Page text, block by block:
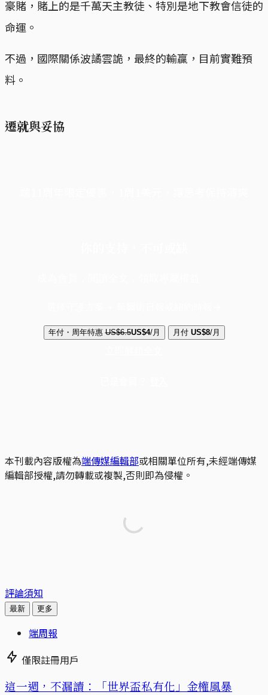
豪賭，賭上的是千萬天主教徒、特別是地下教會信徒的
命運。
不過，國際關係波譎雲詭，最終的輸贏，目前實難預
料。
遷就與妥協
年付・周年特惠 US$6.5US$4/月 月付 US$8/月
本刊載內容版權為端傳媒編輯部或相關單位所有,未經端傳媒
編輯部授權,請勿轉載或複製,否則即為侵權。
評論須知
最新 更多
端周報
僅限註冊用戶
這一週，不漏讀：「世界盃私有化」金權風暴